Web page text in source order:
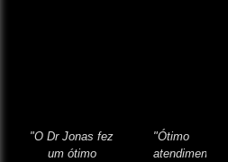
"O Dr Jonas fez
um ótimo
"Ótimo
atendimento".